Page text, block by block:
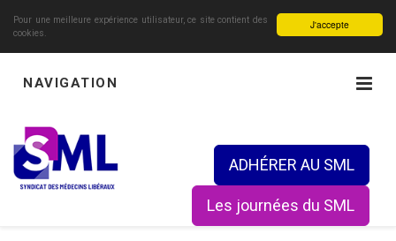
J'accepte
Pour une meilleure expérience utilisateur, ce site contient des
cookies.
NAVIGATION
ADHÉRER AU SML
Les journées du SML